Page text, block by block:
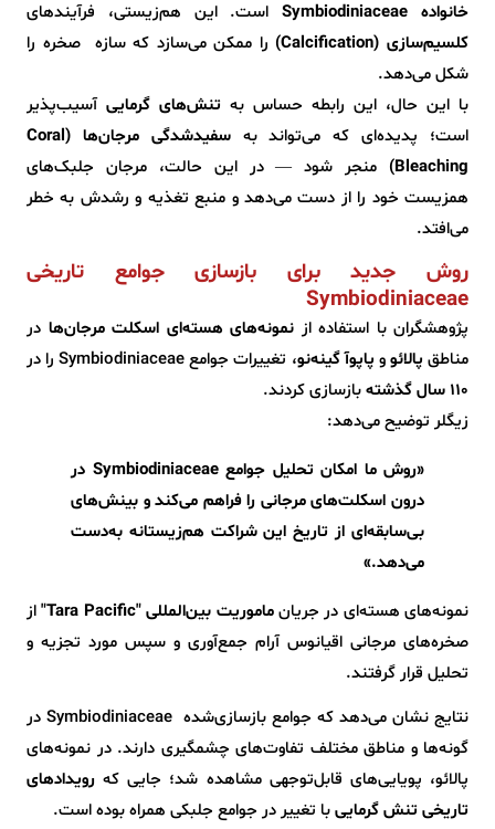
خانواده‌ Symbiodiniaceae
است. این هم‌زیستی، فرآیندهای
کلسیم‌سازی (Calcification)
را ممکن می‌سازد که سازه‌ صخره را
شکل می‌دهد.
با این حال، این رابطه‌ حساس به تنش‌های گرمایی آسیب‌پذیر
است؛ پدیده‌ای که می‌تواند به
سفیدشدگی مرجان‌ها (Coral
Bleaching)
منجر شود — در این حالت، مرجان جلبک‌های
همزیست خود را از دست می‌دهد و منبع تغذیه و رشدش به خطر
می‌افتد.
روش جدید برای بازسازی جوامع تاریخی
Symbiodiniaceae
پژوهشگران با استفاده از نمونه‌های هسته‌ای اسکلت مرجان‌ها در
مناطق پالائوو پاپوآ گینه‌نو، تغییرات جوامع Symbiodiniaceae را در
۱۱۰ سال گذشته
بازسازی کردند.
زیگلر توضیح می‌دهد:
«روش ما امکان تحلیل جوامع Symbiodiniaceae در
درون اسکلت‌های مرجانی را فراهم می‌کند و بینش‌های
بی‌سابقه‌ای از تاریخ این شراکت هم‌زیستانه به‌دست
می‌دهد.»
نمونه‌های هسته‌ای در جریانماموریت بین‌المللی "Tara Pacific"
از
صخره‌های مرجانی اقیانوس آرام جمع‌آوری و سپس مورد تجزیه و
تحلیل قرار گرفتند.
نتایج نشان می‌دهد که جوامع بازسازی‌شده‌ Symbiodiniaceae در
گونه‌ها و مناطق مختلف تفاوت‌های چشمگیری دارند. در نمونه‌های
پالائو، پویایی‌های قابل‌توجهی مشاهده شد؛ جایی که رویدادهای
تاریخی تنش گرماییبا تغییر در جوامع جلبکی همراه بوده است.